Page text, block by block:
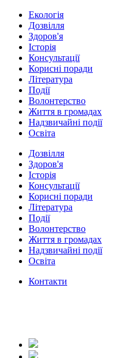
Екологія
Дозвілля
Здоров'я
Історія
Консультації
Корисні поради
Література
Події
Волонтерство
Життя в громадах
Надзвичайні події
Освіта
Дозвілля
Здоров'я
Історія
Консультації
Корисні поради
Література
Події
Волонтерство
Життя в громадах
Надзвичайні події
Освіта
Контакти